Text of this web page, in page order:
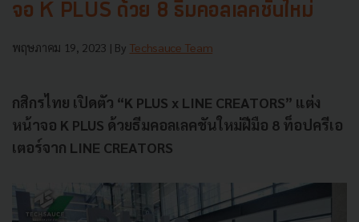
จอ K PLUS ด้วย 8 ธีมคอลเลคชันใหม่
พฤษภาคม 19, 2023 | By Techsauce Team
กสิกรไทย เปิดตัว “K PLUS x LINE CREATORS” แต่ง
หน้าจอ K PLUS ด้วยธีมคอลเลคชันใหม่ฝีมือ 8 ท็อปครีเอ
เตอร์จาก LINE CREATORS